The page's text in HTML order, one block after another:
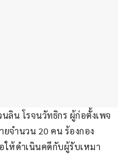
ลิน โรจนวัทธิกร ผู้ก่อตั้งเพจ
จำนวน 20 คน ร้องกอง
ให้ดำเนินคดีกับผู้รับเหมา